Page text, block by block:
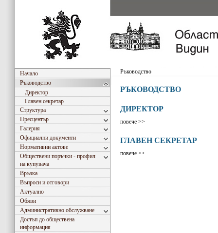
Начало
Ръководство
Директор
Главен секретар
Структура
Пресцентър
Галерия
Официални документи
Нормативни актове
Обществени поръчки - профил
на купувача
Връзка
Въпроси и отговори
Актуално
Обяви
Административно обслужване
Достъп до обществена
информация
Ръководство
РЪКОВОДСТВО
ДИРЕКТОР
повече >>
ГЛАВЕН СЕКРЕТАР
повече >>